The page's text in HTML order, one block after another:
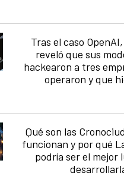
Tras el caso
reveló que sus
hackearon a tres
operaron y que
Qué son las
funcionan y por qué
podría ser el mejor